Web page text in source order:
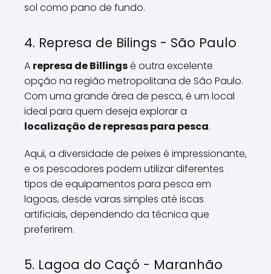
sol como pano de fundo.
4. Represa de Bilings - São Paulo
A represa de Billingsé outra excelente
opção na região metropolitana de São Paulo.
Com uma grande área de pesca, é um local
ideal para quem deseja explorar a
localização de represas para pesca.
Aqui, a diversidade de peixes é impressionante,
e os pescadores podem utilizar diferentes
tipos de equipamentos para pesca em
lagoas, desde varas simples até iscas
artificiais, dependendo da técnica que
preferirem.
5. Lagoa do Caçó - Maranhão